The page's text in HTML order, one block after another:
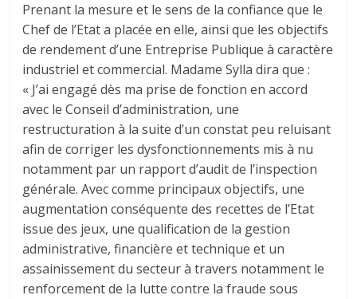
Prenant la mesure et le sens de la confiance que le
Chef de l’Etat a placée en elle, ainsi que les objectifs
de rendement d’une Entreprise Publique à caractère
industriel et commercial. Madame Sylla dira que :
« J’ai engagé dès ma prise de fonction en accord
avec le Conseil d’administration, une
restructuration à la suite d’un constat peu reluisant
afin de corriger les dysfonctionnements mis à nu
notamment par un rapport d’audit de l’inspection
générale. Avec comme principaux objectifs, une
augmentation conséquente des recettes de l’Etat
issue des jeux, une qualification de la gestion
administrative, financière et technique et un
assainissement du secteur à travers notamment le
renforcement de la lutte contre la fraude sous